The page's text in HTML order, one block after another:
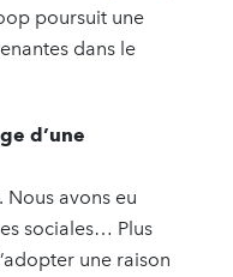
poursuit une
dans le
d’une
avons eu
sociales… Plus
une raison